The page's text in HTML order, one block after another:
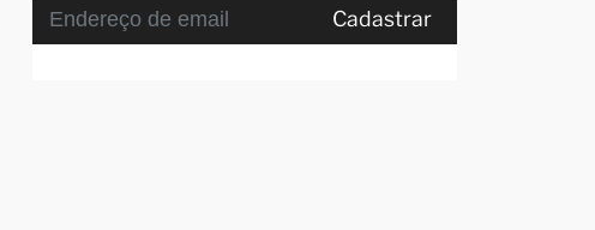
Cadastrar